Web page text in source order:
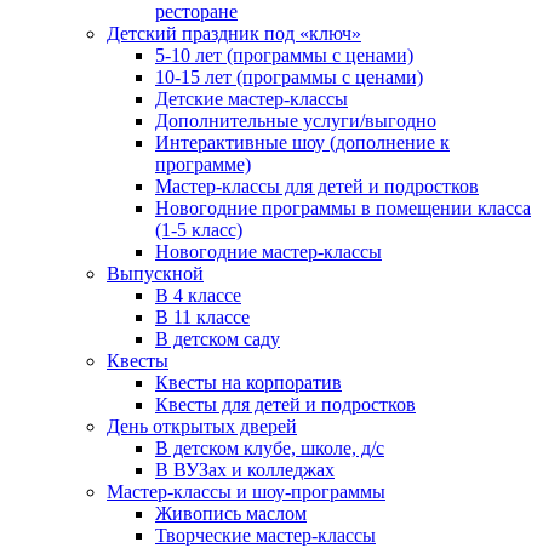
ресторане
Детский праздник под «ключ»
5-10 лет (программы с ценами)
10-15 лет (программы с ценами)
Детские мастер-классы
Дополнительные услуги/выгодно
Интерактивные шоу (дополнение к
программе)
Мастер-классы для детей и подростков
Новогодние программы в помещении класса
(1-5 класс)
Новогодние мастер-классы
Выпускной
В 4 классе
В 11 классе
В детском саду
Квесты
Квесты на корпоратив
Квесты для детей и подростков
День открытых дверей
В детском клубе, школе, д/с
В ВУЗах и колледжах
Мастер-классы и шоу-программы
Живопись маслом
Творческие мастер-классы